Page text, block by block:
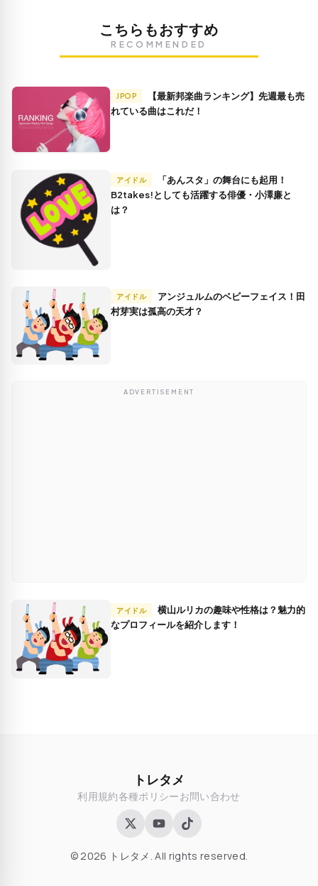
こちらもおすすめ
RECOMMENDED
JPOP
れている曲はこれだ！
アイドル
B2takes!としても活躍する俳優・小澤廉と
は？
アイドル
村芽実は孤高の天才？
ADVERTISEMENT
アイドル
なプロフィールを紹介します！
トレタメ
利用規約各種ポリシーお問い合わせ
© 2026 トレタメ. All rights reserved.